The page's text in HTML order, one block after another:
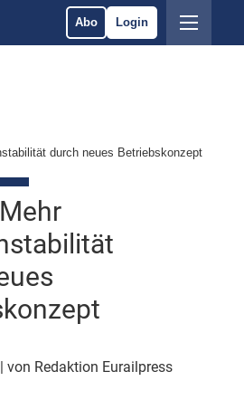
Abo Login
durch neues Betriebskonzept
| von Redaktion Eurailpress